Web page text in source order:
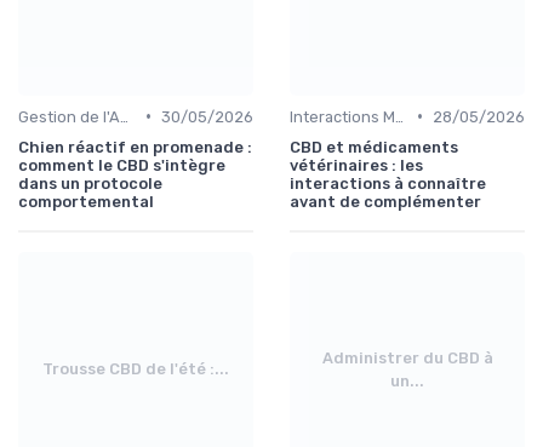
• 30/05/2026
Chien réactif en promenade :
comment le CBD s'intègre
dans un protocole
comportemental
•
28/05/2026
CBD et médicaments
vétérinaires : les
interactions à connaître
avant de complémenter
Trousse CBD de l'été :...
Administrer du CBD à
un...